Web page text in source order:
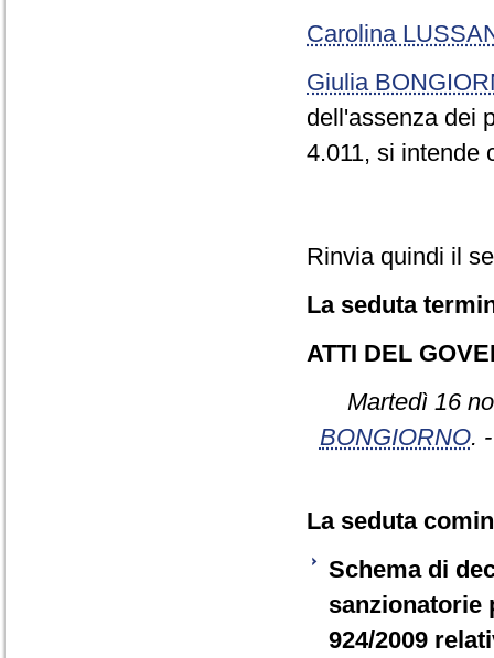
Carolina
Giulia
dell'assenza dei
4.011, si intende
Rinvia quindi il
La seduta
ATTI DEL
Martedì 16
BONGIORNO.
La seduta
Schema di
sanzionatorie
924/2009